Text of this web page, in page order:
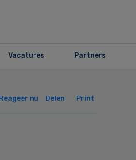
Vacatures Partners
Reageer nu Delen Print